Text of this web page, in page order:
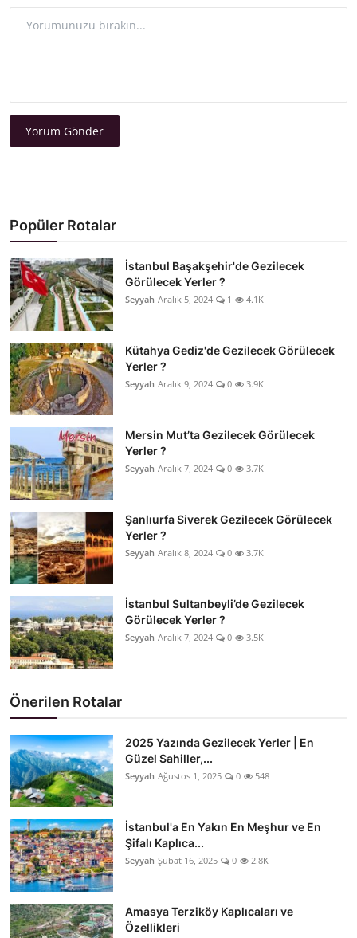
Yorum Gönder
Popüler Rotalar
İstanbul Başakşehir'de Gezilecek
Görülecek Yerler ?
Seyyah Aralık 5, 2024 1 4.1K
Kütahya Gediz'de Gezilecek Görülecek
Yerler ?
Seyyah Aralık 9, 2024 0 3.9K
Mersin Mut’ta Gezilecek Görülecek
Yerler ?
Seyyah Aralık 7, 2024 0 3.7K
Şanlıurfa Siverek Gezilecek Görülecek
Yerler ?
Seyyah Aralık 8, 2024 0 3.7K
İstanbul Sultanbeyli’de Gezilecek
Görülecek Yerler ?
Seyyah Aralık 7, 2024 0 3.5K
Önerilen Rotalar
2025 Yazında Gezilecek Yerler | En
Güzel Sahiller,...
Seyyah Ağustos 1, 2025 0 548
İstanbul'a En Yakın En Meşhur ve En
Şifalı Kaplıca...
Seyyah Şubat 16, 2025 0 2.8K
Amasya Terziköy Kaplıcaları ve
Özellikleri